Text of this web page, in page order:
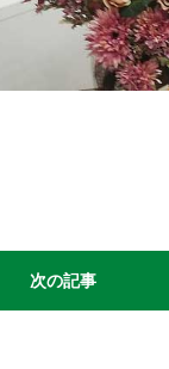
次の記事